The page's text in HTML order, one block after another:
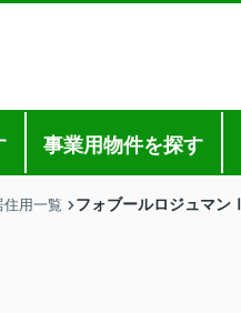
事業用物件を探す
住用一覧 フォブールロジュマンⅠ